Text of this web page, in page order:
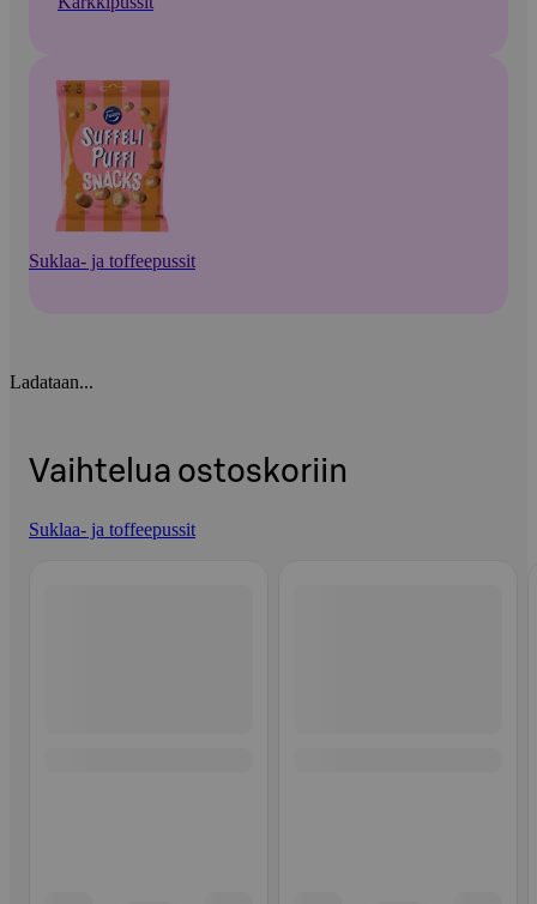
Suklaa- ja toffeepussit
Ladataan...
Vaihtelua ostoskoriin
Suklaa- ja toffeepussit